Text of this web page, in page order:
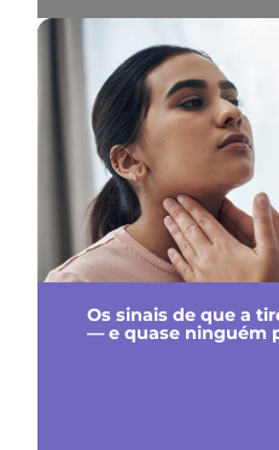
Os sinais de que a
— e quase ninguém